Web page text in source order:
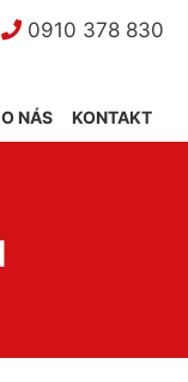
0910 378 830
KONTAKT
O NÁS